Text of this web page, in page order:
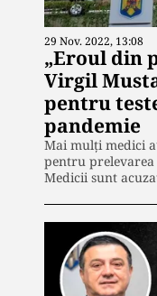
29 Nov. 2022, 13:08
„Eroul din
Virgil
pentru
pandemie
Mai mulți medici
pentru prelevarea
Medicii sunt